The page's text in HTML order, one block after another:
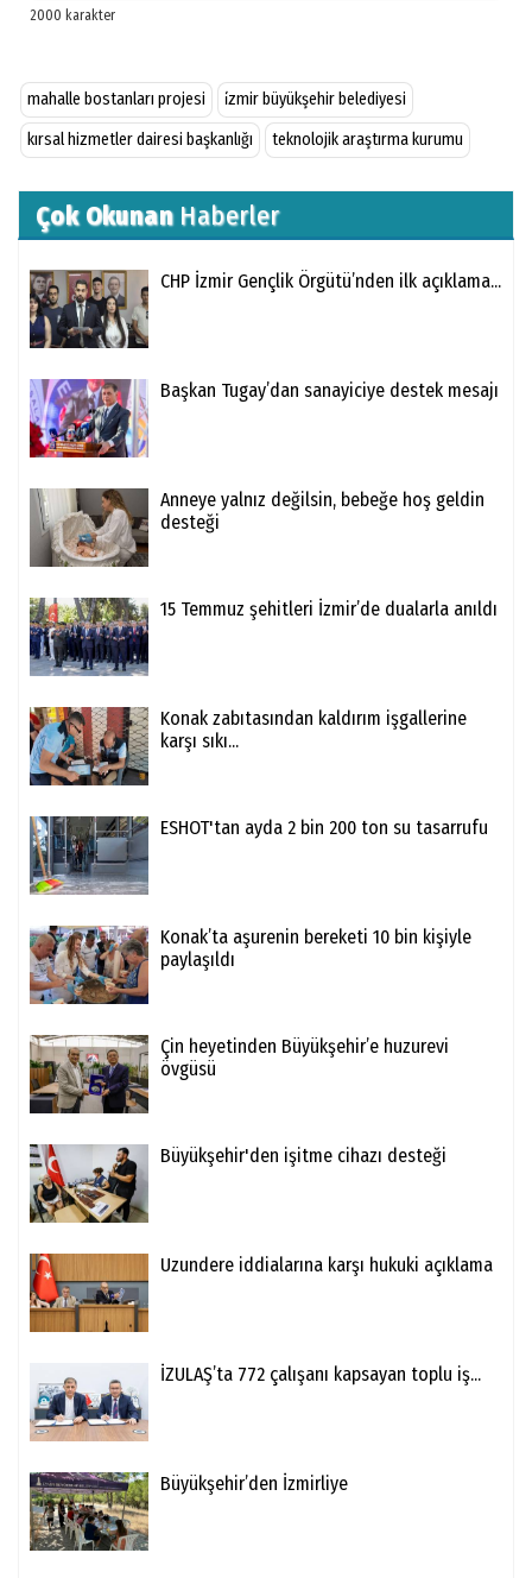
mahalle bostanları projesi
i̇zmir büyükşehir belediyesi
kırsal hizmetler dairesi başkanlığı
teknolojik araştırma kurumu
Çok OkunanHaberler
CHP İzmir Gençlik Örgütü’nden ilk açıklama...
Başkan Tugay’dan sanayiciye destek mesajı
Anneye yalnız değilsin, bebeğe hoş geldin
desteği
15 Temmuz şehitleri İzmir’de dualarla anıldı
Konak zabıtasından kaldırım işgallerine
karşı sıkı...
ESHOT'tan ayda 2 bin 200 ton su tasarrufu
Konak’ta aşurenin bereketi 10 bin kişiyle
paylaşıldı
Çin heyetinden Büyükşehir’e huzurevi
övgüsü
Büyükşehir'den işitme cihazı desteği
Uzundere iddialarına karşı hukuki açıklama
İZULAŞ’ta 772 çalışanı kapsayan toplu iş...
Büyükşehir’den İzmirliye